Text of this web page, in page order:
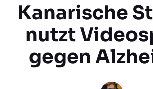
Kanarische
nutzt
gegen